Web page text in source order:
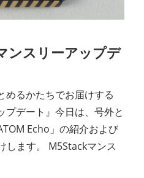
ンスリーアップデ
めるかたちでお届けする
プデート』今日は、号外と
Echo」の紹介および
します。 M5Stackマンス